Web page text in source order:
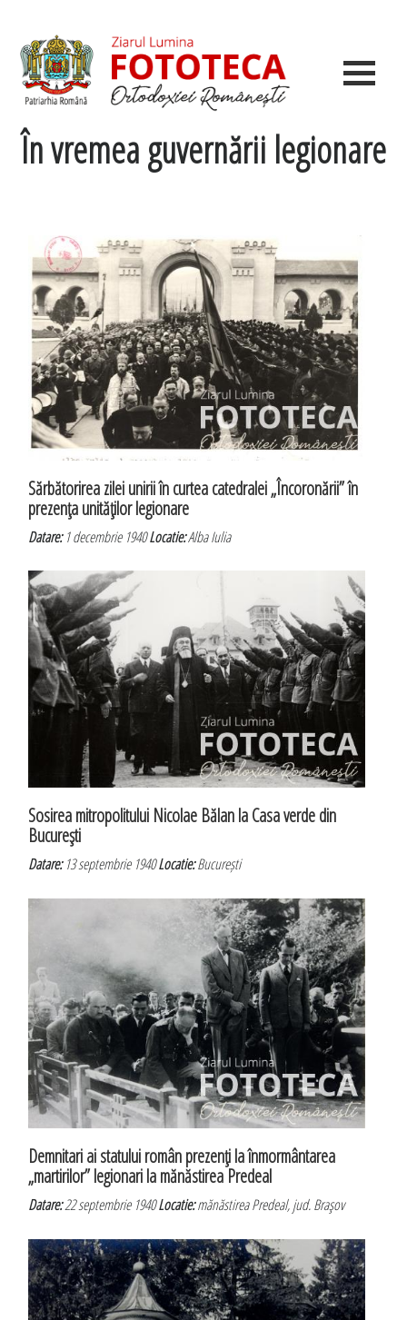
În vremea guvernării legionare
Sărbătorirea zilei unirii în curtea catedralei „Încoronării” în
prezenţa unităţilor legionare
Datare:1 decembrie 1940Locatie:Alba Iulia
Sosirea mitropolitului Nicolae Bălan la Casa verde din
Bucureşti
Datare:13 septembrie 1940Locatie:București
Demnitari ai statului român prezenţi la înmormântarea
„martirilor” legionari la mănăstirea Predeal
Datare:22 septembrie 1940Locatie:mănăstirea Predeal, jud. Braşov